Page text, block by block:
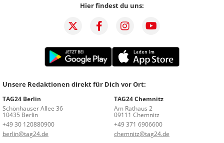
Hier findest du uns:
Unsere Redaktionen direkt für Dich vor Ort:
TAG24 Berlin
Schönhauser Allee 36
10435 Berlin
+49 30 120880900
berlin@tag24.de
TAG24 Chemnitz
Am Rathaus 2
09111 Chemnitz
+49 371 6906600
chemnitz@tag24.de